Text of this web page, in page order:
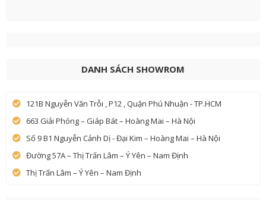
DANH SÁCH SHOWROM
121B Nguyễn Văn Trỗi , P12 , Quận Phú Nhuận - TP.HCM
663 Giải Phóng – Giáp Bát – Hoàng Mai – Hà Nội
Số 9 B1 Nguyễn Cảnh Dị - Đại Kim – Hoàng Mai – Hà Nội
Đường 57A – Thị Trấn Lâm – Ý Yên – Nam Định
Thị Trấn Lâm – Ý Yên – Nam Định